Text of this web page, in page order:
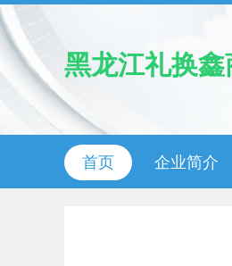
黑龙江礼换鑫
首页 企业简介